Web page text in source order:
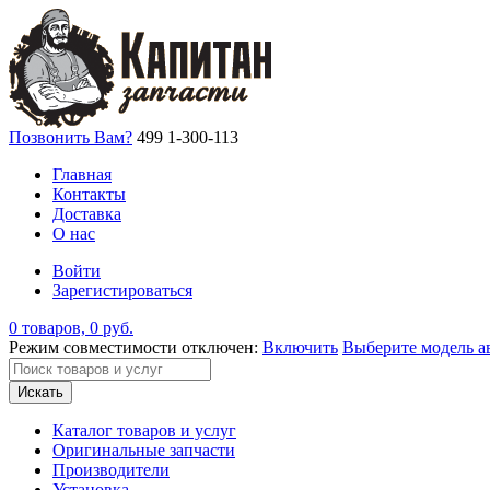
Позвонить Вам? 499 1-300-113
Главная
Контакты
Доставка
О нас
Войти
Зарегистироваться
0 товаров, 0 руб.
Режим совместимости отключен: Включить Выберите модель
Искать
Каталог товаров и услуг
Оригинальные запчасти
Производители